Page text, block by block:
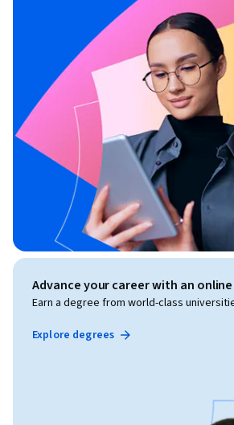
Advance your career with an
Earn a degree from world-class
Explore degrees